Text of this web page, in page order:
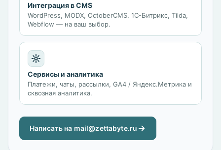
Интеграция в CMS
WordPress, MODX, OctoberCMS, 1С-Битрикс, Tilda,
Webflow — на ваш выбор.
Сервисы и аналитика
Платежи, чаты, рассылки, GA4 / Яндекс.Метрика и
сквозная аналитика.
Написать на mail@zettabyte.ru